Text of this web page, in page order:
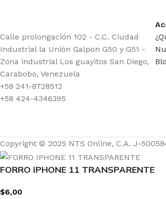
Calle prolongación 102 - C.C. Ciudad
Industrial la Unión Galpon G50 y G51 -
Zona industrial Los guayitos San Diego,
Carabobo, Venezuela
+58 241-8728512
+58 424-4346395
Copyright © 2025 NTS Online, C.A. J-
FORRO IPHONE 11 TRANSPARENTE
$6,00